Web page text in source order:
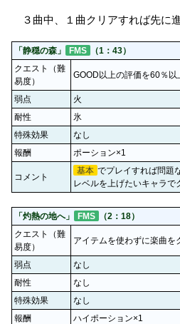
３曲中、１曲クリアすれば先に進
「静穏の森」 FMS
（1：43）
クエスト（難
易度）
GOOD以上の評価を60％
弱点
火
耐性
氷
特殊効果
なし
報酬
ポーション×1
コメント
基本 でプレイすれば問題
レベルを上げたいキャラで
「灼熱の地へ」 FMS
（2：18）
クエスト（難
易度）
アイテムを使わずに楽曲を
弱点
なし
耐性
なし
特殊効果
なし
報酬
ハイポーション×1